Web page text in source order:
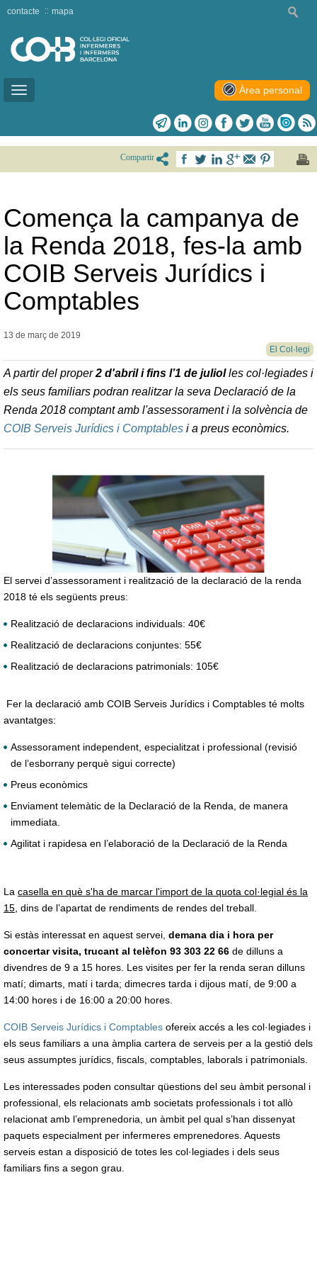
Toggle
contacte mapa
Àrea personal
Compartir
Comença la campanya de
la Renda 2018, fes-la amb
COIB Serveis Jurídics i
Comptables
13 de març de 2019
El Col·legi
A partir del proper2 d'abril i fins l’1 de juliolles col·legiades i
els seus familiars podran realitzar la seva Declaració de la
Renda 2018 comptant amb l'assessorament i la solvència de
COIB Serveis Jurídics i Comptables i a preus econòmics.
El servei d’assessorament i realització de la declaració de la renda
2018 té els següents preus:
Realització de declaracions individuals: 40€
Realització de declaracions conjuntes: 55€
Realització de declaracions patrimonials: 105€
Fer la declaració amb COIB Serveis Jurídics i Comptables té molts
avantatges:
Assessorament independent, especialitzat i professional (revisió
de l’esborrany perquè sigui correcte)
Preus econòmics
Enviament telemàtic de la Declaració de la Renda, de manera
immediata.
Agilitat i rapidesa en l’elaboració de la Declaració de la Renda
La casella en què s'ha de marcar l'import de la quota col·legial és la
15, dins de l’apartat de rendiments de rendes del treball.
Si estàs interessat en aquest servei, demana dia i hora per
concertar visita, trucant al telèfon 93 303 22 66 de dilluns a
divendres de 9 a 15 hores. Les visites per fer la renda seran dilluns
matí; dimarts, matí i tarda; dimecres tarda i dijous matí, de 9:00 a
14:00 hores i de 16:00 a 20:00 hores.
COIB Serveis Jurídics i Comptables ofereix accés a les col·legiades i
els seus familiars a una àmplia cartera de serveis per a la gestió dels
seus assumptes jurídics, fiscals, comptables, laborals i patrimonials.
Les interessades poden consultar qüestions del seu àmbit personal i
professional, els relacionats amb societats professionals i tot allò
relacionat amb l’emprenedoria, un àmbit pel qual s’han dissenyat
paquets especialment per infermeres emprenedores. Aquests
serveis estan a disposició de totes les col·legiades i dels seus
familiars fins a segon grau.